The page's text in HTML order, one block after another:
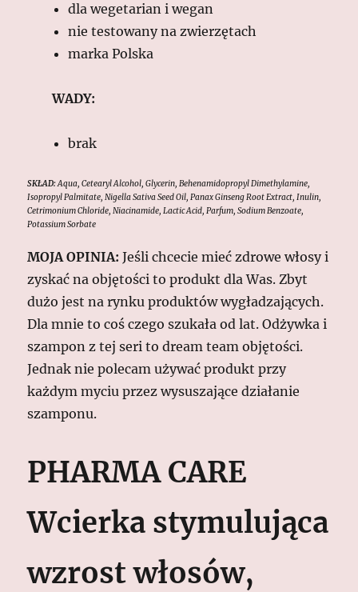
dla wegetarian i wegan
nie testowany na zwierzętach
marka Polska
WADY:
brak
SKŁAD:Aqua, Cetearyl Alcohol, Glycerin, Behenamidopropyl Dimethylamine,
Isopropyl Palmitate, Nigella Sativa Seed Oil, Panax Ginseng Root Extract, Inulin,
Cetrimonium Chloride, Niacinamide, Lactic Acid, Parfum, Sodium Benzoate,
Potassium Sorbate
MOJA OPINIA:Jeśli chcecie mieć zdrowe włosy i
zyskać na objętości to produkt dla Was. Zbyt
dużo jest na rynku produktów wygładzających.
Dla mnie to coś czego szukała od lat. Odżywka i
szampon z tej seri to dream team objętości.
Jednak nie polecam używać produkt przy
każdym myciu przez wysuszające działanie
szamponu.
PHARMA CARE
Wcierka stymulująca
wzrost włosów,